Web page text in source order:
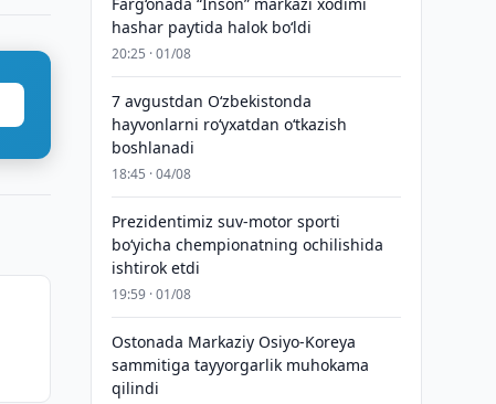
hashar paytida halok bo‘ldi
20:25 · 01/08
7 avgustdan O‘zbekistonda
hayvonlarni ro‘yxatdan o‘tkazish
boshlanadi
18:45 · 04/08
Prezidentimiz suv-motor sporti
bo‘yicha chempionatning ochilishida
ishtirok etdi
19:59 · 01/08
Ostonada Markaziy Osiyo-Koreya
sammitiga tayyorgarlik muhokama
qilindi